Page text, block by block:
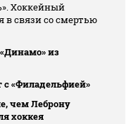
Хоккейный
в связи со смертью
из
«Филадельфией»
чем Леброну
хоккея